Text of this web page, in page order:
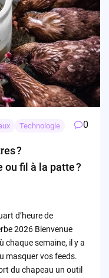
Technologie 0
?
fil à la patte ?
d’heure de
2026 Bienvenue
chaque semaine, il y a
masquer vos feeds.
du chapeau un outil